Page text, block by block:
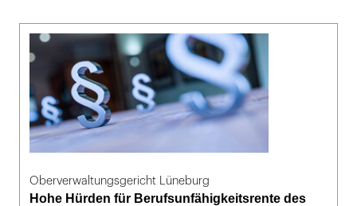
Oberverwaltungsgericht Lüneburg
Hohe Hürden für Berufsunfähigkeitsrente des